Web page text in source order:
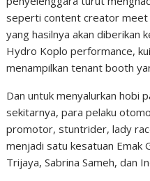
seperti content creator meet
yang hasilnya akan diberikan
Hydro Koplo performance,
menampilkan tenant booth
Dan untuk menyalurkan hobi
sekitarnya, para pelaku
promotor, stuntrider, lady
menjadi satu kesatuan Emak
Trijaya, Sabrina Sameh, dan